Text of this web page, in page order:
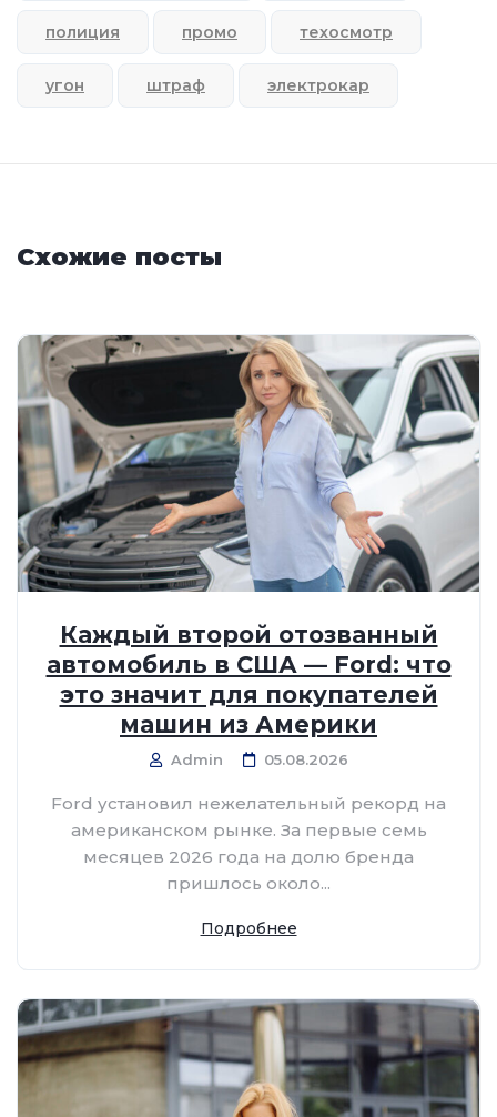
полиция промо техосмотр
угон штраф электрокар
Схожие посты
Каждый второй отозванный
автомобиль в США — Ford: что
это значит для покупателей
машин из Америки
Admin 05.08.2026
Ford установил нежелательный рекорд на
американском рынке. За первые семь
месяцев 2026 года на долю бренда
пришлось около...
Подробнее